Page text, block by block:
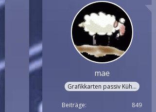
mae
Grafikkarten passiv Kühler
Beiträge 849